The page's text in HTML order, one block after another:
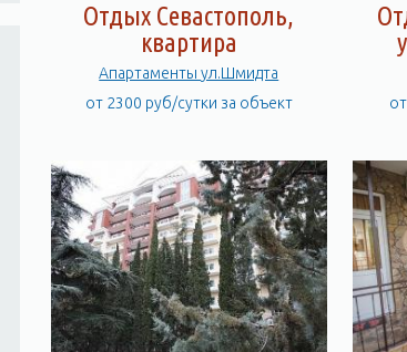
Отдых Севастополь,
квартира
Апартаменты ул.Шмидта
от 2300 руб/сутки за объект